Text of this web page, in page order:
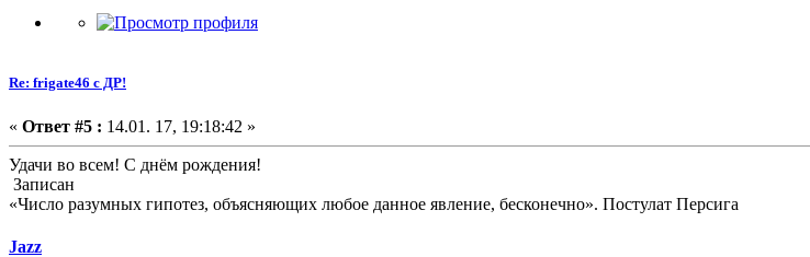
Re: frigate46 с ДР!
« Ответ #5 : 14.01. 17, 19:18:42 »
Удачи во всем! С днём рождения!
Записан
«Число разумных гипотез, объясняющих любое данное явление, бесконечно». Постулат Персига
Jazz